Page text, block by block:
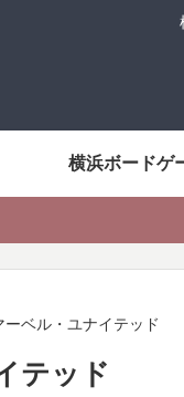
横浜ボードゲ
ーベル・ユナイテッド
テッド